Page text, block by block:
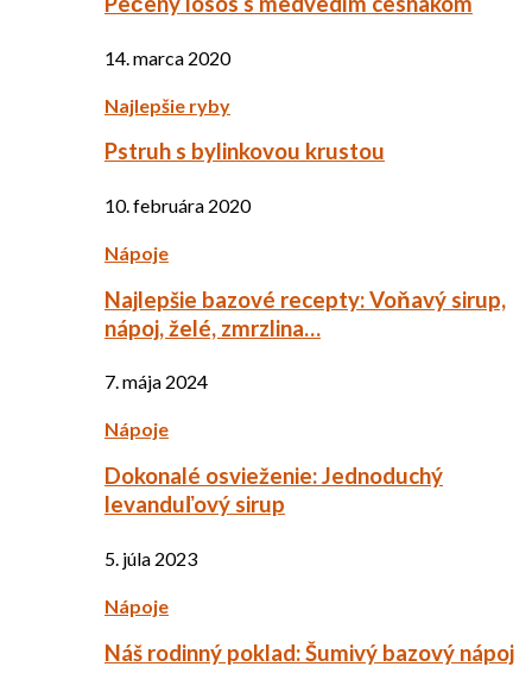
14. marca 2020
Najlepšie ryby
Pstruh s bylinkovou krustou
10. februára 2020
Nápoje
Najlepšie bazové recepty: Voňavý sirup,
nápoj, želé, zmrzlina…
7. mája 2024
Nápoje
Dokonalé osvieženie: Jednoduchý
levanduľový sirup
5. júla 2023
Nápoje
Náš rodinný poklad: Šumivý bazový nápoj